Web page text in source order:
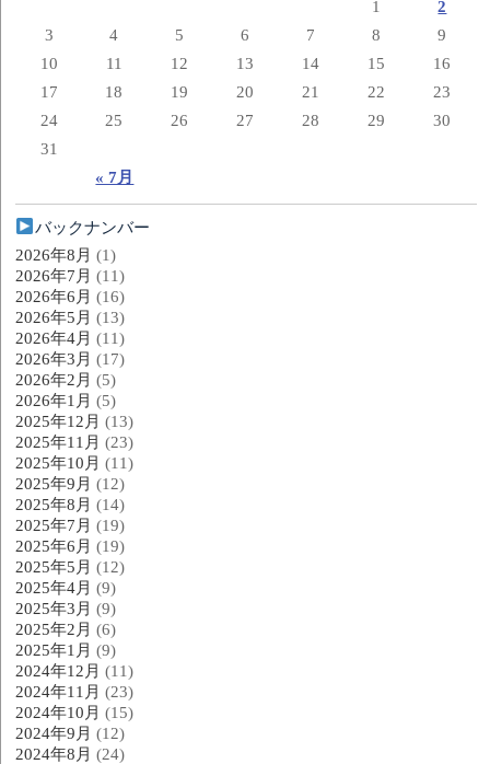
« 7月
1
2
3
4 5 6 7 8
9
10
11 12 13 14 15
16
17
18 19 20 21 22
23
24
25 26 27 28 29
30
31
バックナンバー
2026年8月 (1)
2026年7月 (11)
2026年6月 (16)
2026年5月 (13)
2026年4月 (11)
2026年3月 (17)
2026年2月 (5)
2026年1月 (5)
2025年12月 (13)
2025年11月 (23)
2025年10月 (11)
2025年9月 (12)
2025年8月 (14)
2025年7月 (19)
2025年6月 (19)
2025年5月 (12)
2025年4月 (9)
2025年3月 (9)
2025年2月 (6)
2025年1月 (9)
2024年12月 (11)
2024年11月 (23)
2024年10月 (15)
2024年9月 (12)
2024年8月 (24)